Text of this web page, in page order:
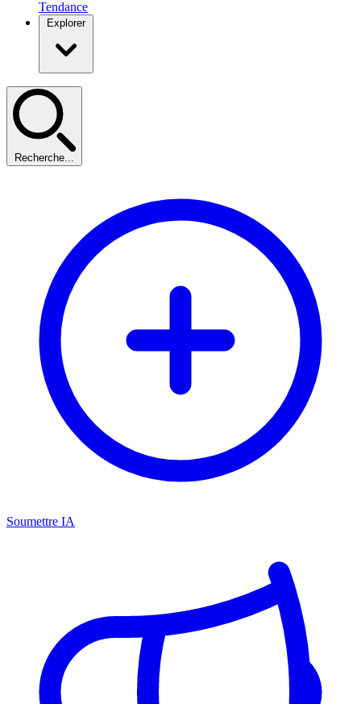
Tendance
Explorer
Recherche...
Soumettre IA